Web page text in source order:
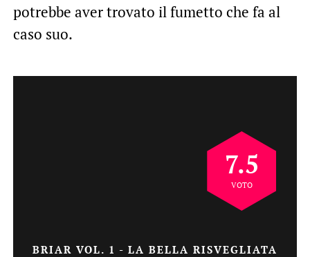
potrebbe aver trovato il fumetto che fa al
caso suo.
BRIAR VOL. 1 - LA BELLA RISVEGLIATA
7.5
VOTO